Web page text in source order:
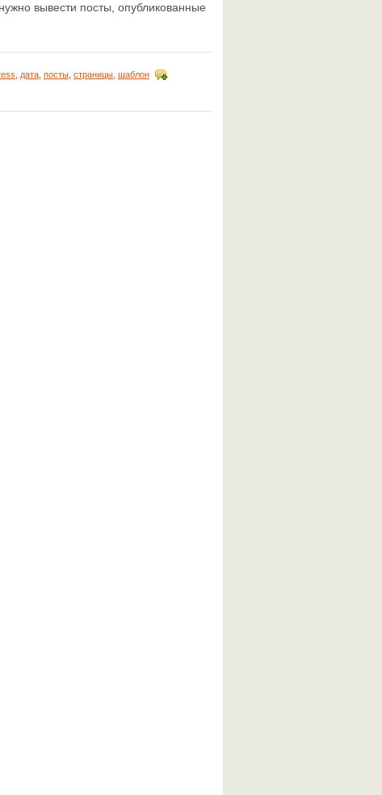
вывести посты, опубликованные
дата посты страницы шаблон